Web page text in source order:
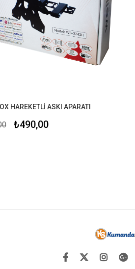
HAREKETLİ ASKI APARATI
₺490,00